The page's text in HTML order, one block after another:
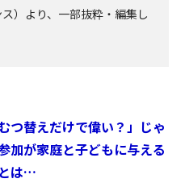
）より、一部抜粋・編集し
つ替えだけで偉い？」じゃ
が家庭と子どもに与える
は…